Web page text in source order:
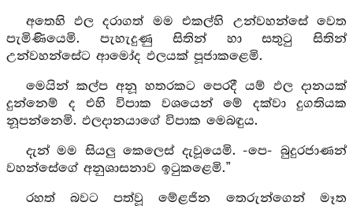
අතෙහි ඵල දරාගත් මම එකල්හි උන්වහන්සේ වෙත
පැමිණියෙමි. පැහැදුණු සිතින් හා සතුටු සිතින්
උන්වහන්සේට ආමෝද ඵලයක් පූජාකළෙමි.
මෙයින් කල්ප අනූ හතරකට පෙරදී යම් ඵල දානයක්
දුන්නෙම් ද එහි විපාක වශයෙන් මේ දක්වා දුගතියක
නූපන්නෙමි. ඵලදානයාගේ විපාක මෙබඳුය.
දැන් මම සියලු කෙලෙස් දැවූයෙමි. -පෙ- බුදුරජාණන්
වහන්සේගේ අනුශාසනාව ඉටුකළෙමි.”
රහත් බවට පත්වූ මේළජින තෙරුන්ගෙන් මෑත